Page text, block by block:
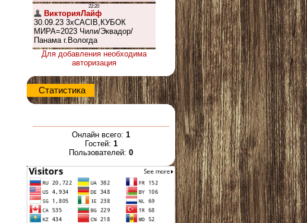
Для добавления необходима
авторизация
Статистика
Онлайн всего: 1
Гостей: 1
Пользователей: 0